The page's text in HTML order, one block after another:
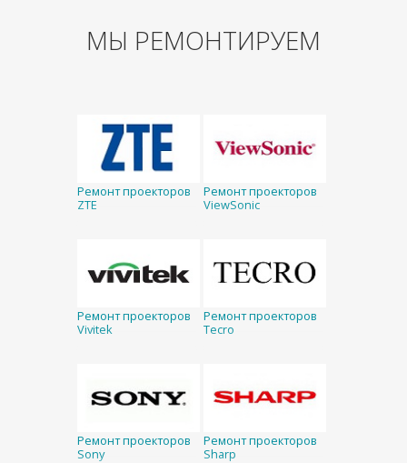
МЫ РЕМОНТИРУЕМ
Ремонт проекторов
ZTE
Ремонт проекторов
ViewSonic
Ремонт проекторов
Vivitek
Ремонт проекторов
Tecro
Ремонт проекторов
Sony
Ремонт проекторов
Sharp